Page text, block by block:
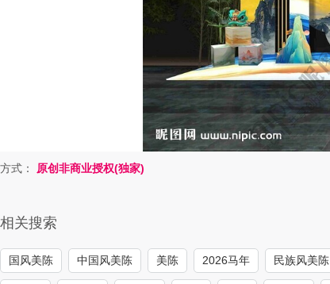
方式： 原创非商业授权(独家)
相关搜索
国风美陈 中国风美陈 美陈 2026马年 民族风美陈